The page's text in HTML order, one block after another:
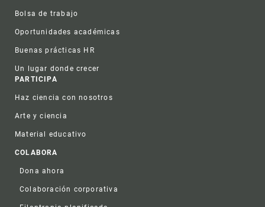
Bolsa de trabajo
Oportunidades académicas
Buenas prácticas HR
Un lugar donde crecer
PARTICIPA
Haz ciencia con nosotros
Arte y ciencia
Material educativo
COLABORA
Dona ahora
Colaboración corporativa